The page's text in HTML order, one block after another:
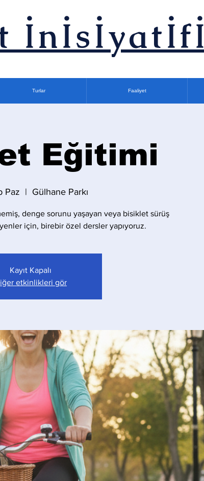
İnİsİyatİfİ
Turlar Faaliyet
Eğitimi
Paz
  |
Gülhane Parkı
denge sorunu yaşayan veya bisiklet sürüş
için, birebir özel dersler yapıyoruz.
Kayıt Kapalı
etkinlikleri gör